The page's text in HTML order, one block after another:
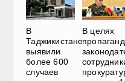
В
Таджикистане
выявили
более 600
случаев
В целях